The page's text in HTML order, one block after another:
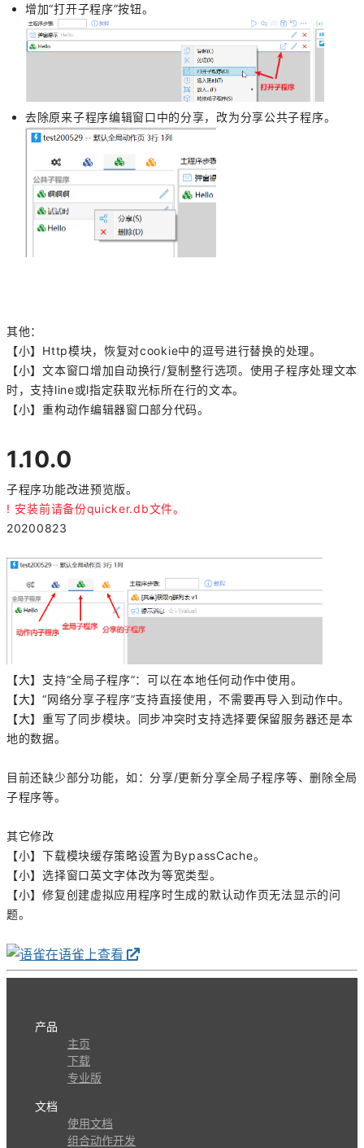
增加“打开子程序”按钮。
去除原来子程序编辑窗口中的分享，改为分享公共子程序。
其他：
【小】Http模块，恢复对cookie中的逗号进行替换的处理。
【小】文本窗口增加自动换行/复制整行选项。使用子程序处理文本
时，支持line或l指定获取光标所在行的文本。
【小】重构动作编辑器窗口部分代码。
1.10.0
子程序功能改进预览版。
! 安装前请备份quicker.db文件。
20200823
【大】支持“全局子程序”：可以在本地任何动作中使用。
【大】“网络分享子程序”支持直接使用，不需要再导入到动作中。
【大】重写了同步模块。同步冲突时支持选择要保留服务器还是本
地的数据。
目前还缺少部分功能，如：分享/更新分享全局子程序等、删除全局
子程序等。
其它修改
【小】下载模块缓存策略设置为BypassCache。
【小】选择窗口英文字体改为等宽类型。
【小】修复创建虚拟应用程序时生成的默认动作页无法显示的问
题。
在语雀上查看
产品
主页
下载
专业版
文档
使用文档
组合动作开发